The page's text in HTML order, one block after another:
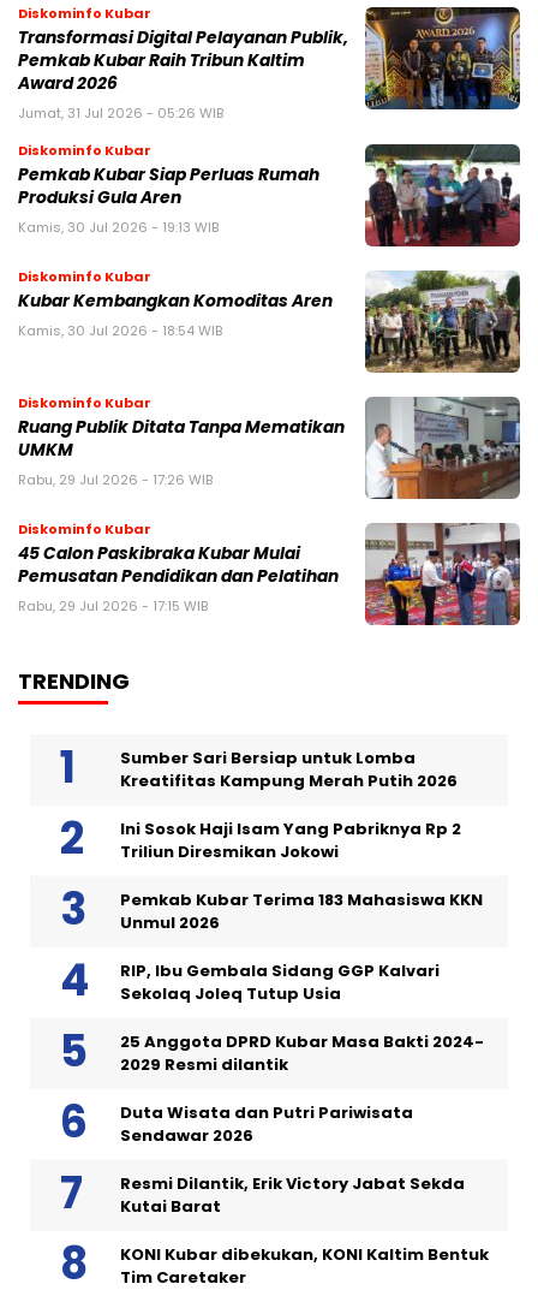
Diskominfo Kubar
Transformasi Digital Pelayanan Publik,
Pemkab Kubar Raih Tribun Kaltim
Award 2026
Jumat, 31 Jul 2026 - 05:26 WIB
Diskominfo Kubar
Pemkab Kubar Siap Perluas Rumah
Produksi Gula Aren
Kamis, 30 Jul 2026 - 19:13 WIB
Diskominfo Kubar
Kubar Kembangkan Komoditas Aren
Kamis, 30 Jul 2026 - 18:54 WIB
Diskominfo Kubar
Ruang Publik Ditata Tanpa Mematikan
UMKM
Rabu, 29 Jul 2026 - 17:26 WIB
Diskominfo Kubar
45 Calon Paskibraka Kubar Mulai
Pemusatan Pendidikan dan Pelatihan
Rabu, 29 Jul 2026 - 17:15 WIB
TRENDING
Sumber Sari Bersiap untuk Lomba
Kreatifitas Kampung Merah Putih 2026
Ini Sosok Haji Isam Yang Pabriknya Rp 2
Triliun Diresmikan Jokowi
Pemkab Kubar Terima 183 Mahasiswa KKN
Unmul 2026
RIP, Ibu Gembala Sidang GGP Kalvari
Sekolaq Joleq Tutup Usia
25 Anggota DPRD Kubar Masa Bakti 2024-
2029 Resmi dilantik
Duta Wisata dan Putri Pariwisata
Sendawar 2026
Resmi Dilantik, Erik Victory Jabat Sekda
Kutai Barat
KONI Kubar dibekukan, KONI Kaltim Bentuk
Tim Caretaker